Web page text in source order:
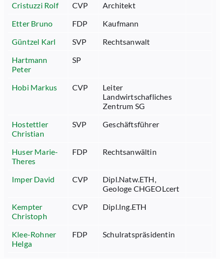
Cristuzzi Rolf CVP
Architekt
Etter Bruno
FDP
Kaufmann
Güntzel Karl
SVP
Rechtsanwalt
Hartmann
Peter
SP
Hobi Markus CVP
Leiter
Landwirtschafliches
Zentrum SG
Hostettler
Christian
SVP Geschäftsführer
Huser Marie-
Theres
FDP Rechtsanwältin
Imper David CVP
Dipl.Natw.ETH,
Geologe CHGEOLcert
Kempter
Christoph
CVP Dipl.Ing.ETH
Klee-Rohner
Helga
FDP Schulratspräsidentin